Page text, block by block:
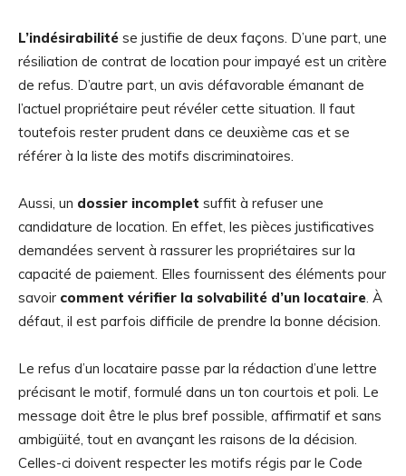
L’indésirabilité se justifie de deux façons. D’une part, une
résiliation de contrat de location pour impayé est un critère
de refus. D’autre part, un avis défavorable émanant de
l’actuel propriétaire peut révéler cette situation. Il faut
toutefois rester prudent dans ce deuxième cas et se
référer à la liste des motifs discriminatoires.
Aussi, un dossier incomplet suffit à refuser une
candidature de location. En effet, les pièces justificatives
demandées servent à rassurer les propriétaires sur la
capacité de paiement. Elles fournissent des éléments pour
savoir comment vérifier la solvabilité d’un locataire . À
défaut, il est parfois difficile de prendre la bonne décision.
Le refus d’un locataire passe par la rédaction d’une lettre
précisant le motif, formulé dans un ton courtois et poli. Le
message doit être le plus bref possible, affirmatif et sans
ambigüité, tout en avançant les raisons de la décision.
Celles-ci doivent respecter les motifs régis par le Code